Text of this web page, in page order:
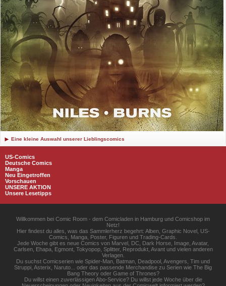
Eine kleine Auswahl unserer Lieblingscomics
US-Comics
Deutsche Comics
Manga
Neu Eingetroffen
Vorschauen
UNSERE AKTION
Unsere Lesetipps
Willkommen bei Comic Room - dem Comicladen in Hamburg und Comicshop im
Netz!
Hier findest du alles, was das Sammlerherz begehrt: Alben, Graphic Novel, US-
Comics, Manga, Poster, Figuren und Trading-Cards.
Jede Woche gibt es neue Comics von Marvel, DC, Dark Horse, Image, Avatar,
Carlsen, Ehapa, Egmont, Tokyopop, Splitter, Reprodukt, Avant und vielen anderen
Verlagen.
Du suchst Comicserien wie Spider-Man, Batman, Deadpool, Avengers, Tim und
Struppi, Asterix, Naruto... oder das passende Merchandise zu Serien wie The Big
Bang Theory oder Game of Thrones?
Du willst einen zuverlässigen Abo-Service? Du willst jede Woche über die